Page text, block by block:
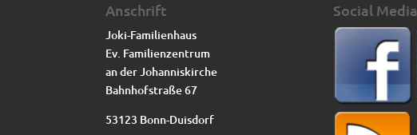
Anschrift
Joki-Familienhaus
Ev. Familienzentrum
an der Johanniskirche
Bahnhofstraße 67
53123 Bonn-Duisdorf
Social Media